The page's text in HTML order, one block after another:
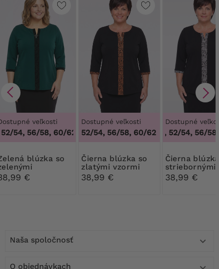
veľkosti
54, 56/58, 60/62, 48/50, 52/54, 56/58, 60/62
so
€
Dostupné veľkosti
52/54, 56/58, 60/62
Čierna blúzka so
zlatými vzormi
38,99 €
Dostupné
48/50, 52/54, 56/58,
Čierna blúzka so
striebornými
vzorovanými
vsadkami
38,99 €
Naša spoločnosť 
O objednávkach